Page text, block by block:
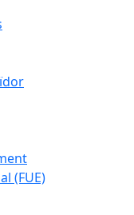
(FUE)